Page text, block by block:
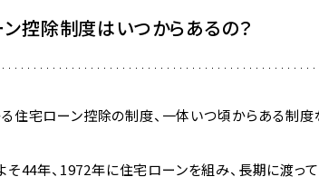
控除制度はいつからあるの？
住宅ローン控除の制度、一体いつ頃からある制度
そ44年、1972年に住宅ローンを組み、長期に渡っ